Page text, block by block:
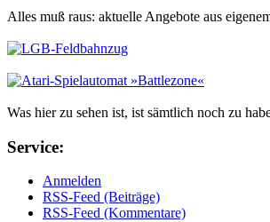
Alles muß raus: aktuelle An­ge­bo­te aus
Was hier zu sehen ist, ist sämt­lich noch zu
Ser­vice:
Anmelden
RSS-Feed (Beiträge)
RSS-Feed (Kommentare)